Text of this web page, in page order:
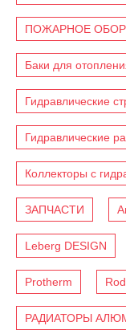
ПОЖАРНОЕ
Баки для
Гидравлические
Гидравлические
Коллекторы с
ЗАПЧАСТИ
Leberg DESIGN
Protherm
РАДИАТОРЫ